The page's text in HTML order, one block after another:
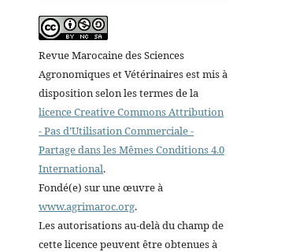
Revue Marocaine des Sciences
Agronomiques et Vétérinaires est mis à
disposition selon les termes de la
licence Creative Commons Attribution
- Pas d’Utilisation Commerciale -
Partage dans les Mêmes Conditions 4.0
International.
Fondé(e) sur une œuvre à
www.agrimaroc.org.
Les autorisations au-delà du champ de
cette licence peuvent être obtenues à